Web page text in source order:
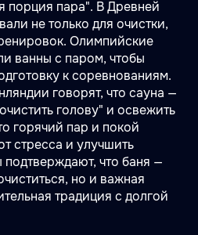
порция пара". В Древней
не только для очистки,
Олимпийские
ванны с паром, чтобы
к соревнованиям.
говорят, что сауна —
голову" и освежить
горячий пар и покой
стресса и улучшить
что баня —
но и важная
традиция с долгой